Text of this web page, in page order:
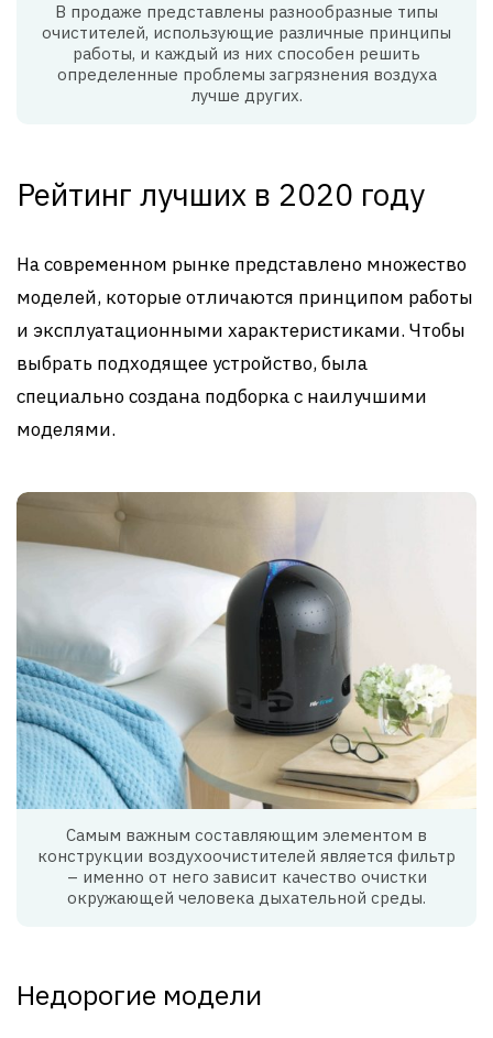
В продаже представлены разнообразные типы
очистителей, использующие различные принципы
работы, и каждый из них способен решить
определенные проблемы загрязнения воздуха
лучше других.
Рейтинг лучших в 2020 году
На современном рынке представлено множество
моделей, которые отличаются принципом работы
и эксплуатационными характеристиками. Чтобы
выбрать подходящее устройство, была
специально создана подборка с наилучшими
моделями.
Самым важным составляющим элементом в
конструкции воздухоочистителей является фильтр
– именно от него зависит качество очистки
окружающей человека дыхательной среды.
Недорогие модели